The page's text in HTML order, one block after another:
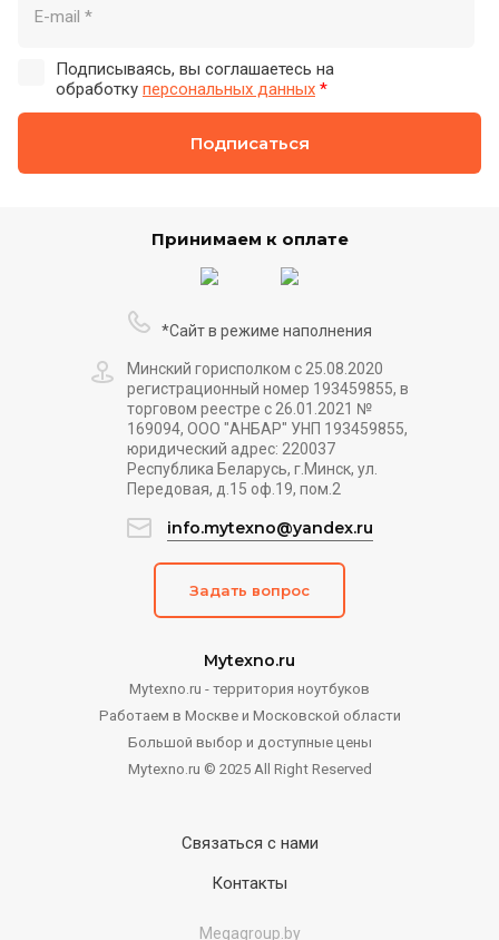
Подписываясь, вы соглашаетесь на
обработку персональных данных *
Подписаться
Принимаем к оплате
Mytexno.ru
Mytexno.ru - территория ноутбуков
Работаем в Москве и Московской области
Большой выбор и доступные цены
Mytexno.ru © 2025 All Right Reserved
*Сайт в режиме наполнения
Минский горисполком с 25.08.2020
регистрационный номер 193459855, в
торговом реестре с 26.01.2021 №
169094, ООО "АНБАР" УНП 193459855,
юридический адрес: 220037
Республика Беларусь, г.Минск, ул.
Передовая, д.15 оф.19, пом.2
info.mytexno@yandex.ru
Задать вопрос
Связаться с нами
Контакты
Megagroup.by